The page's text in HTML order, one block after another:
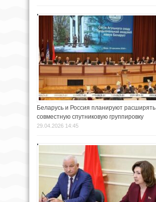
Беларусь и Россия планируют расширять
совместную спутниковую группировку
29.04.2026 14:45